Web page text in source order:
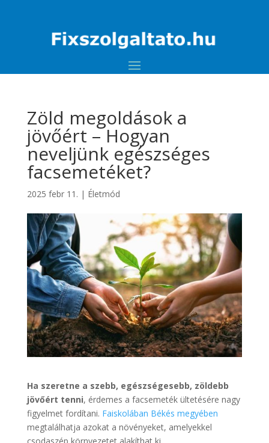
Zöld megoldások a
jövőért – Hogyan
neveljünk egészséges
facsemetéket?
2025 febr 11. | Életmód
Ha szeretne a szebb, egészségesebb, zöldebb
jövőért tenni, érdemes a facsemeték ültetésére nagy
figyelmet fordítani. Faiskolában Békés megyében
megtalálhatja azokat a növényeket, amelyekkel